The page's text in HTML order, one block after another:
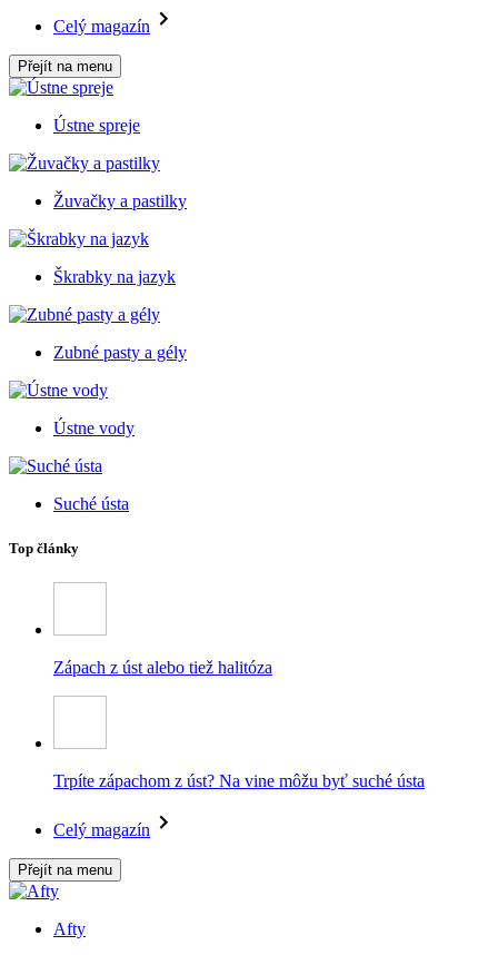
Celý magazín
Přejít na menu
Ústne spreje
Žuvačky a pastilky
Škrabky na jazyk
Zubné pasty a gély
Ústne vody
Suché ústa
Top články
Zápach z úst alebo tiež halitóza
Trpíte zápachom z úst? Na vine môžu byť suché ústa
Celý magazín
Přejít na menu
Afty